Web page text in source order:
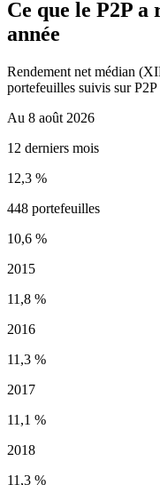
Ce que le P2P
année
Rendement net médian
portefeuilles suivis sur
Au 8 août 2026
12 derniers mois
12,3 %
448 portefeuilles
10,6 %
2015
11,8 %
2016
11,3 %
2017
11,1 %
2018
11,3 %